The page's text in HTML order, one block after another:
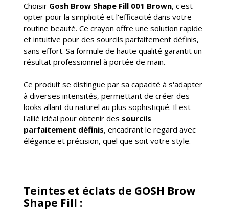
Choisir Gosh Brow Shape Fill 001 Brown, c'est
opter pour la simplicité et l'efficacité dans votre
routine beauté. Ce crayon offre une solution rapide
et intuitive pour des sourcils parfaitement définis,
sans effort. Sa formule de haute qualité garantit un
résultat professionnel à portée de main.
Ce produit se distingue par sa capacité à s'adapter
à diverses intensités, permettant de créer des
looks allant du naturel au plus sophistiqué. Il est
l'allié idéal pour obtenir des sourcils
parfaitement définis, encadrant le regard avec
élégance et précision, quel que soit votre style.
Teintes et éclats de GOSH Brow
Shape Fill :